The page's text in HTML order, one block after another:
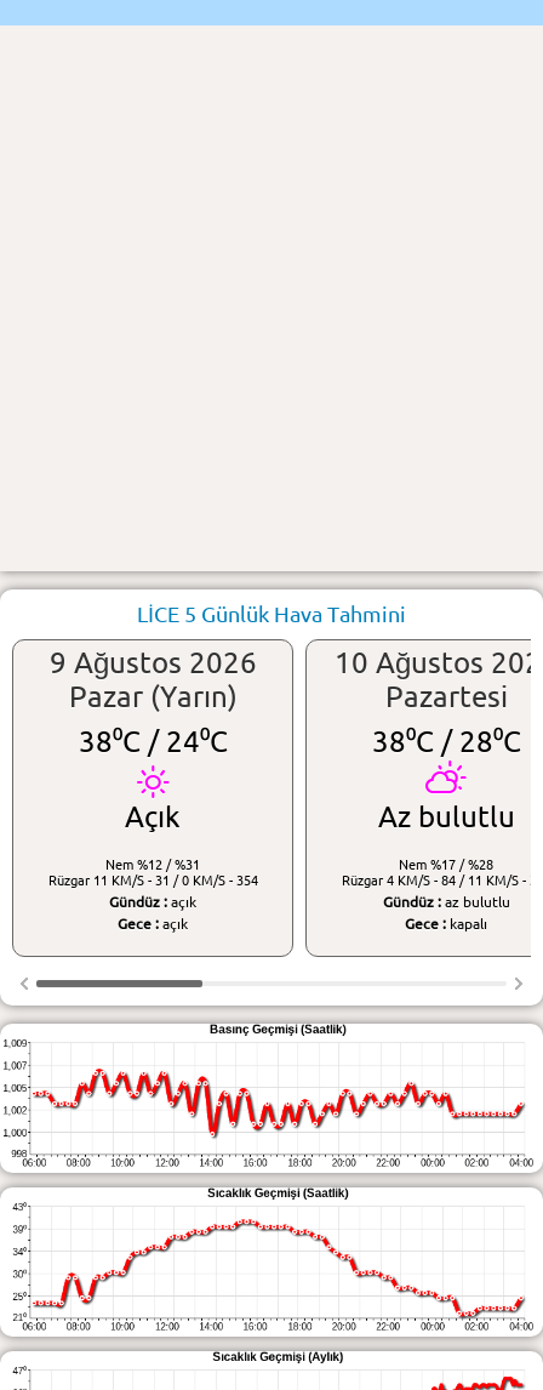
LİCE 5 Günlük Hava Tahmini
9 Ağustos 2026
Pazar (Yarın)
38⁰C /24⁰C
Açık
Nem %12 / %31
Rüzgar 11 KM/S - 31 / 0 KM/S - 354
Gündüz : açık
Gece : açık
10 Ağustos
Pazartesi
38⁰C /28⁰C
Az bulutlu
Nem %17 / %28
Rüzgar 4 KM/S - 84 / 11 KM/S -
Gündüz :az bulutlu
Gece : kapalı